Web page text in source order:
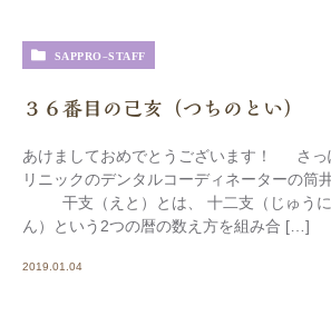
SAPPRO-STAFF
３６番目の己亥（つちのとい）
あけましておめでとうございます！ さっ
リニックのデンタルコーディネータ
干支（えと）とは、 十二支（じゅうに
ん）という2つの暦の数え方を組み合 […]
2019.01.04